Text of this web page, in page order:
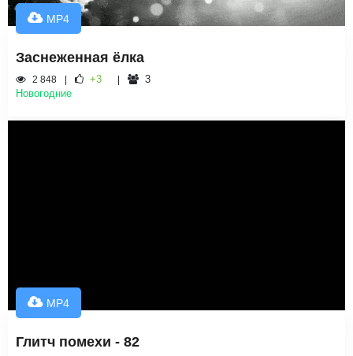
MP4
Заснеженная ёлка
2 848 +3
3
Новогодние
MP4
Глитч помехи - 82